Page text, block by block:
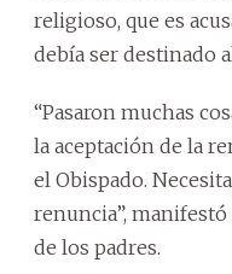
religioso, que es
debía ser destinado
“Pasaron muchas
la aceptación de la
el Obispado.
renuncia”,
de los padres.